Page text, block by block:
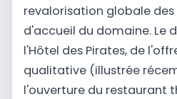
revalorisation globale
d'accueil du domaine. Le
l'Hôtel des Pirates, de
qualitative (illustrée
l'ouverture du restaurant